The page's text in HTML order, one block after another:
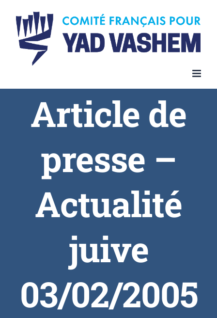
Article de
presse –
Actualité
juive
03/02/2005